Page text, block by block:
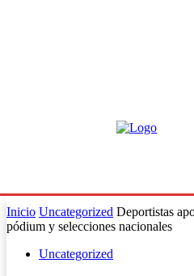
Inicio Uncategorized Deportistas
pódium y selecciones nacionales
Uncategorized